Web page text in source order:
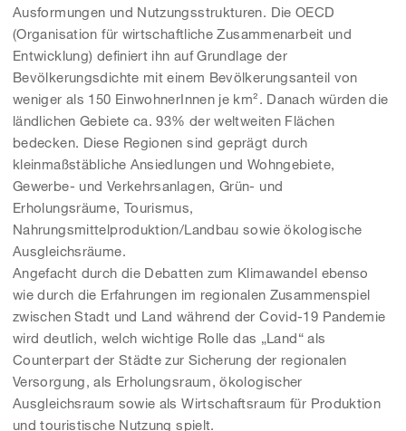
Ausformungen und Nutzungsstrukturen. Die OECD
(Organisation für wirtschaftliche Zusammenarbeit und
Entwicklung) definiert ihn auf Grundlage der
Bevölkerungsdichte mit einem Bevölkerungsanteil von
weniger als 150 EinwohnerInnen je km². Danach würden die
ländlichen Gebiete ca. 93% der weltweiten Flächen
bedecken. Diese Regionen sind geprägt durch
kleinmaßstäbliche Ansiedlungen und Wohngebiete,
Gewerbe- und Verkehrsanlagen, Grün- und
Erholungsräume, Tourismus,
Nahrungsmittelproduktion/Landbau sowie ökologische
Ausgleichsräume.
Angefacht durch die Debatten zum Klimawandel ebenso
wie durch die Erfahrungen im regionalen Zusammenspiel
zwischen Stadt und Land während der Covid-19 Pandemie
wird deutlich, welch wichtige Rolle das „Land“ als
Counterpart der Städte zur Sicherung der regionalen
Versorgung, als Erholungsraum, ökologischer
Ausgleichsraum sowie als Wirtschaftsraum für Produktion
und touristische Nutzung spielt.